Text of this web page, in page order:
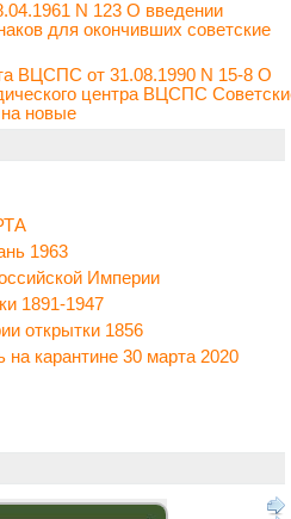
N 123 О введении
для окончивших советские
ВЦСПС от 31.08.1990 N 15-8 О
центра ВЦСПС
новые
1963
Империи
1891-1947
открытки 1856
на карантине 30 марта 2020